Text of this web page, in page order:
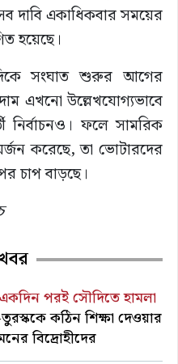
দাবি একাধিকবার সময়ের
হয়েছে।
সংঘাত শুরুর আগের
এখনো উল্লেখযোগ্যভাবে
নির্বাচনও। ফলে সামরিক
করেছে, তা ভোটারদের
চাপ বাড়ছে।
একদিন পরই সৌদিতে হামলা
কঠিন শিক্ষা দেওয়ার
বিদ্রোহীদের